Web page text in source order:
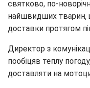
святково, по-
найшвидших тварин,
доставки протягом
Директор з
пообіцяв теплу
доставляти на